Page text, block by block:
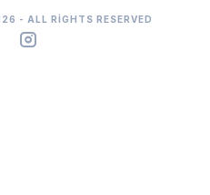
- ALL RIGHTS RESERVED